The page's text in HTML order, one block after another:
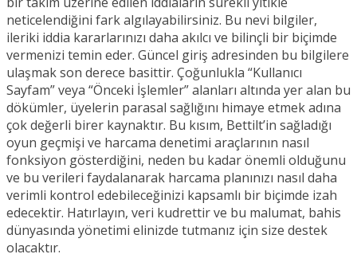
neticelendiğini fark algılayabilirsiniz. Bu nevi bilgiler,
ileriki iddia kararlarınızı daha akılcı ve bilinçli bir biçimde
vermenizi temin eder. Güncel giriş adresinden bu bilgilere
ulaşmak son derece basittir. Çoğunlukla “Kullanıcı
Sayfam” veya “Önceki İşlemler” alanları altında yer alan bu
dökümler, üyelerin parasal sağlığını himaye etmek adına
çok değerli birer kaynaktır. Bu kısım, Bettilt’in sağladığı
oyun geçmişi ve harcama denetimi araçlarının nasıl
fonksiyon gösterdiğini, neden bu kadar önemli olduğunu
ve bu verileri faydalanarak harcama planınızı nasıl daha
verimli kontrol edebileceğinizi kapsamlı bir biçimde izah
edecektir. Hatırlayın, veri kudrettir ve bu malumat, bahis
dünyasında yönetimi elinizde tutmanız için size destek
olacaktır.